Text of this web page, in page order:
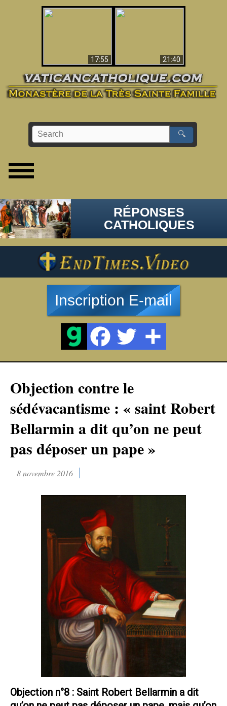
17:55
21:40
🔍
RÉPONSES
CATHOLIQUES
Inscription E-mail
Objection contre le
sédévacantisme : « saint Robert
Bellarmin a dit qu’on ne peut
pas déposer un pape »
8 novembre 2016
Objection n°8 : Saint Robert Bellarmin a dit